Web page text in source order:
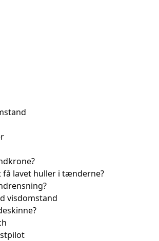
få lavet huller i tænderne?
visdomstand